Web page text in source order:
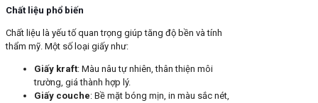
Chất liệu phổ biến
Chất liệu là yếu tố quan trọng giúp tăng độ bền và tính
thẩm mỹ. Một số loại giấy như:
Giấy kraft: Màu nâu tự nhiên, thân thiện môi
trường, giá thành hợp lý.
Giấy couche: Bề mặt bóng mịn, in màu sắc nét,